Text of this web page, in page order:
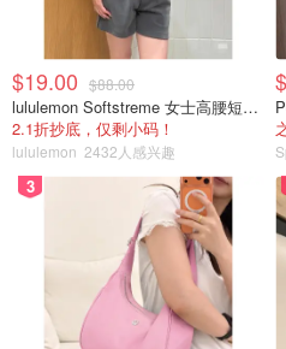
$19.00 $88.00
lululemon Softstreme 女士高腰短裤 10cm
2.1折抄底，仅剩小码！
lululemon 2432人感兴趣
3